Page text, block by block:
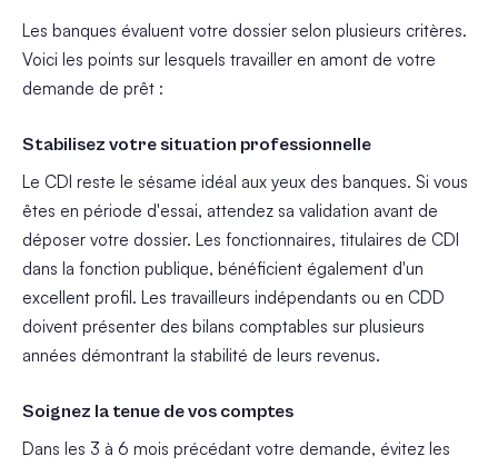
Les banques évaluent votre dossier selon plusieurs critères.
Voici les points sur lesquels travailler en amont de votre
demande de prêt :
Stabilisez votre situation professionnelle
Le CDI reste le sésame idéal aux yeux des banques. Si vous
êtes en période d'essai, attendez sa validation avant de
déposer votre dossier. Les fonctionnaires, titulaires de CDI
dans la fonction publique, bénéficient également d'un
excellent profil. Les travailleurs indépendants ou en CDD
doivent présenter des bilans comptables sur plusieurs
années démontrant la stabilité de leurs revenus.
Soignez la tenue de vos comptes
Dans les 3 à 6 mois précédant votre demande, évitez les